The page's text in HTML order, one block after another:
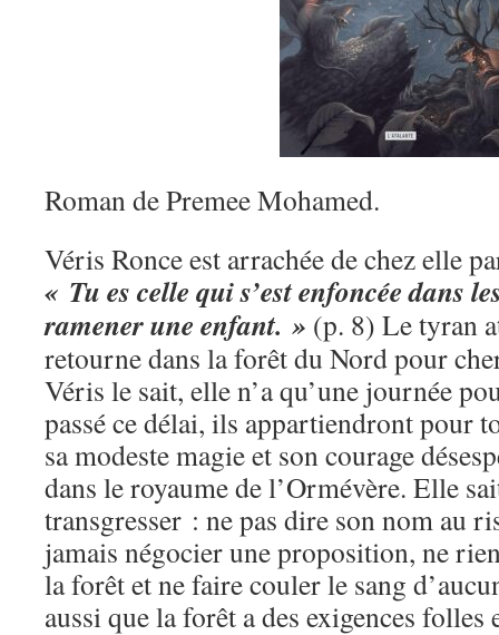
Roman de Premee Mohamed.
Véris Ronce est arrachée de chez elle
« Tu es celle qui s’est enfoncée dans
ramener une enfant. » (p. 8) Le tyran
retourne dans la forêt du Nord pour
Véris le sait, elle n’a qu’une journée
passé ce délai, ils appartiendront pour
sa modeste magie et son courage
dans le royaume de l’Ormévère. Elle
transgresser : ne pas dire son nom au
jamais négocier une proposition, ne
la forêt et ne faire couler le sang
aussi que la forêt a des exigences folles